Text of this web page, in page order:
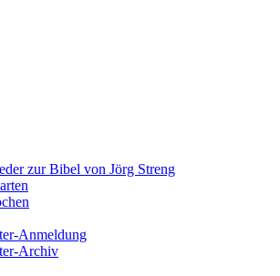
zur Bibel von Jörg Streng
Anmeldung
Archiv